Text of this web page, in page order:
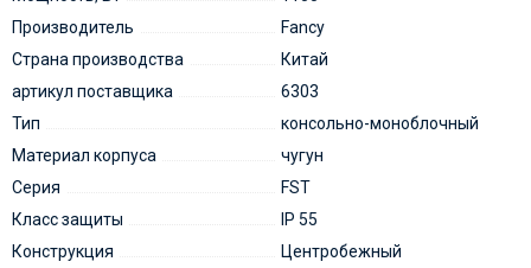
Производитель
Fancy
Страна производства
Китай
артикул поставщика
6303
Тип
консольно-моноблочный
Материал корпуса
чугун
Серия
FST
Класс защиты
IP 55
Конструкция
Центробежный